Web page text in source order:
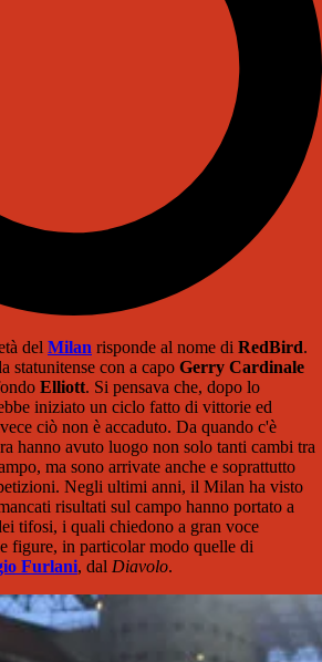
del Milan risponde al nome di RedBird.
statunitense con a capo Gerry Cardinale
Elliott. Si pensava che, dopo lo
iniziato un ciclo fatto di vittorie ed
ciò non è accaduto. Da quando c'è
hanno avuto luogo non solo tanti cambi tra
ma sono arrivate anche e soprattutto
Negli ultimi anni, il Milan ha visto
risultati sul campo hanno portato a
tifosi, i quali chiedono a gran voce
figure, in particolar modo quelle di
Furlani, dal Diavolo.